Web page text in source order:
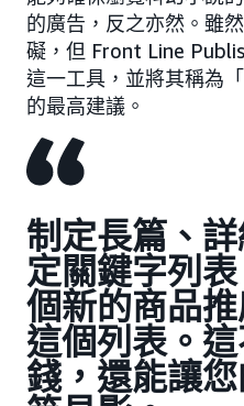
的廣告，反之亦然。雖
礙，但 Front Line
這一工具，並將其稱為
的最高建議。
制定長篇、
定關鍵字列
個新的商品
這個列表。
錢，還能讓